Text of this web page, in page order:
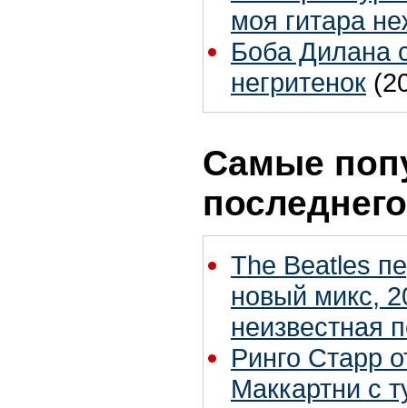
моя гитара
Боба Дилана
негритенок
Самые
The Beatles
новый микс,
неизвестная
Ринго Старр
Маккартни с